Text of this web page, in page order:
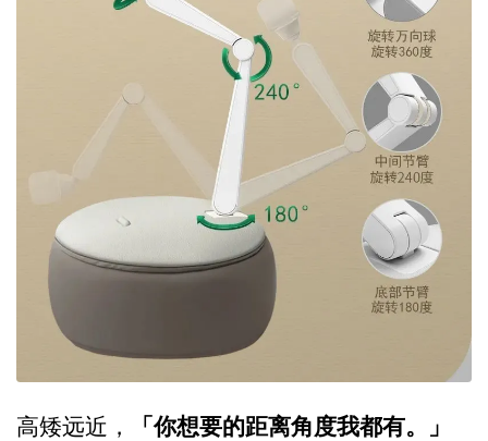
高矮远近， 「你想要的距离角度我都有。」